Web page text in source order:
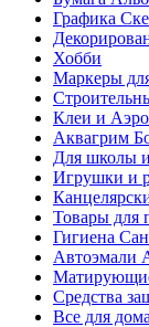
Графика
Хобби
Маркеры
Клеи и
Аквагрим
Для школы и
Игрушки и
Товары для
Гигиена
Автоэмали
Средства
Все для